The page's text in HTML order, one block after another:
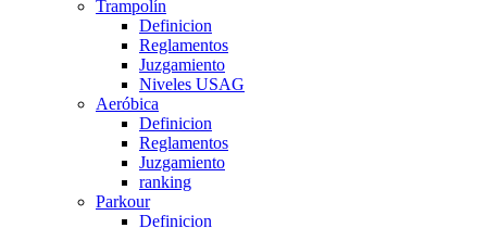
Trampolín
Definicion
Reglamentos
Juzgamiento
Niveles USAG
Aeróbica
Definicion
Reglamentos
Juzgamiento
ranking
Parkour
Definicion